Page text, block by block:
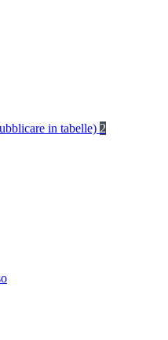
in tabelle) 2